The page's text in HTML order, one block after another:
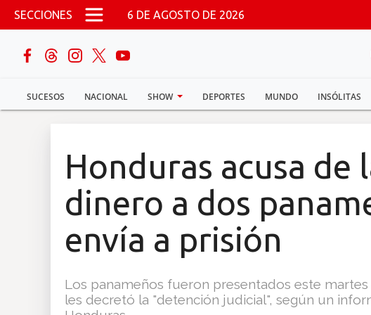
Pasar al contenido principal
SECCIONES 6 DE AGOSTO DE 2026
SUCESOS NACIONAL SHOW DEPORTES MUNDO INSÓLITAS
buscar
Sucesos
Honduras acusa de
dinero a dos
envía a prisión
Los panameños fueron presentados este
les decretó la "detención judicial", según un